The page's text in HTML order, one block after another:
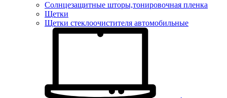
Солнцезащитные шторы,тонировочная пленка
Щетки
Щетки стеклоочистителя автомобильные